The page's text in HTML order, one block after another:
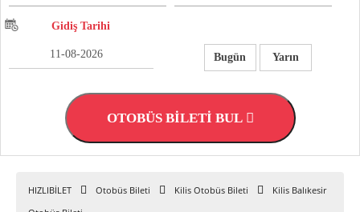
Gidiş Tarihi
Bugün Yarın
OTOBÜS BİLETİ BUL
HIZLIBİLET Otobüs Bileti Kilis Otobüs Bileti
Kilis Balıkesir